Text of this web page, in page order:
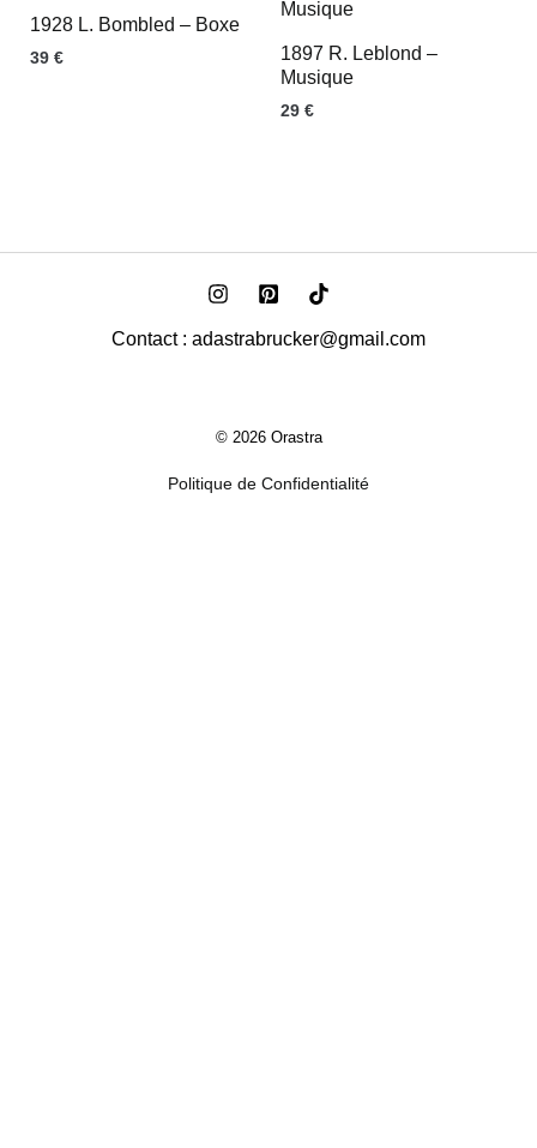
1928 L. Bombled – Boxe
39 €
1897 R. Leblond –
Musique
29 €
Contact : adastrabrucker@gmail.com
© 2026 Orastra
Politique de Confidentialité